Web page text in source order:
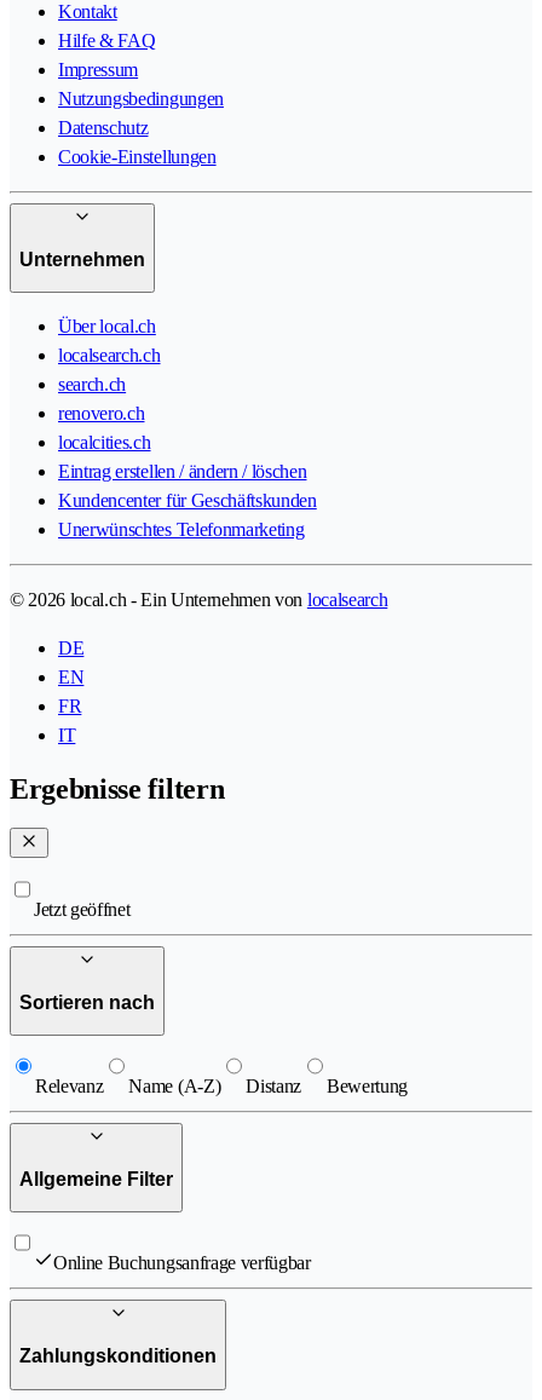
Kontakt
Hilfe & FAQ
Impressum
Nutzungsbedingungen
Datenschutz
Cookie-Einstellungen
Unternehmen
Über local.ch
localsearch.ch
search.ch
renovero.ch
localcities.ch
Eintrag erstellen / ändern / löschen
Kundencenter für Geschäftskunden
Unerwünschtes Telefonmarketing
© 2026 local.ch - Ein Unternehmen von localsearch
DE
EN
FR
IT
Ergebnisse filtern
Jetzt geöffnet
Sortieren nach
Relevanz Name (A-Z) Distanz Bewertung
Allgemeine Filter
Online Buchungsanfrage verfügbar
Zahlungskonditionen